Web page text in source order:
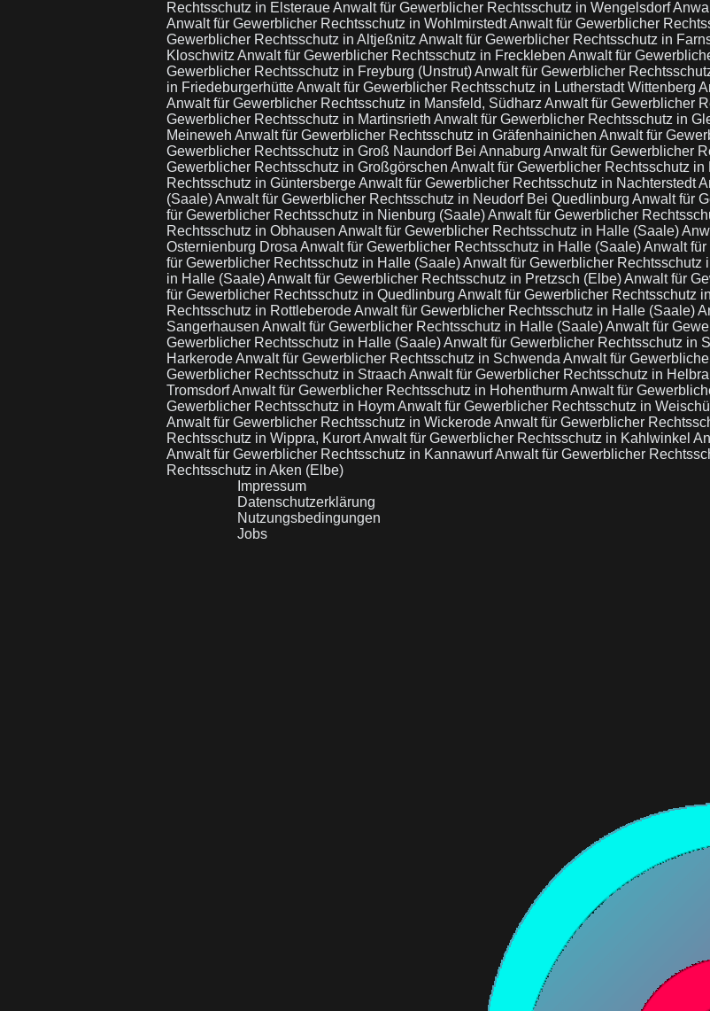
Rechtsschutz in ElsteraueAnwalt für Gewerblicher Rechtsschutz in Wengelsdorf
Anwalt für Gewerblicher Rechtsschutz in WohlmirstedtAnwalt für Gewerblicher
Gewerblicher Rechtsschutz in Altjeßnitz Anwalt für Gewerblicher Rechtsschutz in
Kloschwitz Anwalt für Gewerblicher Rechtsschutz in Freckleben Anwalt für
Gewerblicher Rechtsschutz in Freyburg (Unstrut)Anwalt für Gewerblicher
in FriedeburgerhütteAnwalt für Gewerblicher Rechtsschutz in Lutherstadt Wittenberg
Anwalt für Gewerblicher Rechtsschutz in Mansfeld, Südharz Anwalt für Gewerblicher
Gewerblicher Rechtsschutz in Martinsrieth Anwalt für Gewerblicher Rechtsschutz in
Meineweh Anwalt für Gewerblicher Rechtsschutz in Gräfenhainichen Anwalt für
Gewerblicher Rechtsschutz in Groß Naundorf Bei Annaburg Anwalt für Gewerblicher
Gewerblicher Rechtsschutz in Großgörschen Anwalt für Gewerblicher Rechtsschutz in
Rechtsschutz in GüntersbergeAnwalt für Gewerblicher Rechtsschutz in Nachterstedt
(Saale)Anwalt für Gewerblicher Rechtsschutz in Neudorf Bei Quedlinburg Anwalt für
für Gewerblicher Rechtsschutz in Nienburg (Saale)Anwalt für Gewerblicher
Rechtsschutz in Obhausen Anwalt für Gewerblicher Rechtsschutz in Halle (Saale)
Osternienburg Drosa Anwalt für Gewerblicher Rechtsschutz in Halle (Saale)Anwalt für
für Gewerblicher Rechtsschutz in Halle (Saale)Anwalt für Gewerblicher Rechtsschutz
in Halle (Saale)Anwalt für Gewerblicher Rechtsschutz in Pretzsch (Elbe)Anwalt für
für Gewerblicher Rechtsschutz in Quedlinburg Anwalt für Gewerblicher Rechtsschutz
Rechtsschutz in RottleberodeAnwalt für Gewerblicher Rechtsschutz in Halle (Saale)
Sangerhausen Anwalt für Gewerblicher Rechtsschutz in Halle (Saale)Anwalt für
Gewerblicher Rechtsschutz in Halle (Saale)Anwalt für Gewerblicher Rechtsschutz in
HarkerodeAnwalt für Gewerblicher Rechtsschutz in Schwenda Anwalt für
Gewerblicher Rechtsschutz in Straach Anwalt für Gewerblicher Rechtsschutz in Helbra
TromsdorfAnwalt für Gewerblicher Rechtsschutz in HohenthurmAnwalt für
Gewerblicher Rechtsschutz in HoymAnwalt für Gewerblicher Rechtsschutz in
Anwalt für Gewerblicher Rechtsschutz in WickerodeAnwalt für Gewerblicher
Rechtsschutz in Wippra, KurortAnwalt für Gewerblicher Rechtsschutz in Kahlwinkel
Anwalt für Gewerblicher Rechtsschutz in KannawurfAnwalt für Gewerblicher
Rechtsschutz in Aken (Elbe)
Impressum
Datenschutzerklärung
Nutzungsbedingungen
Jobs